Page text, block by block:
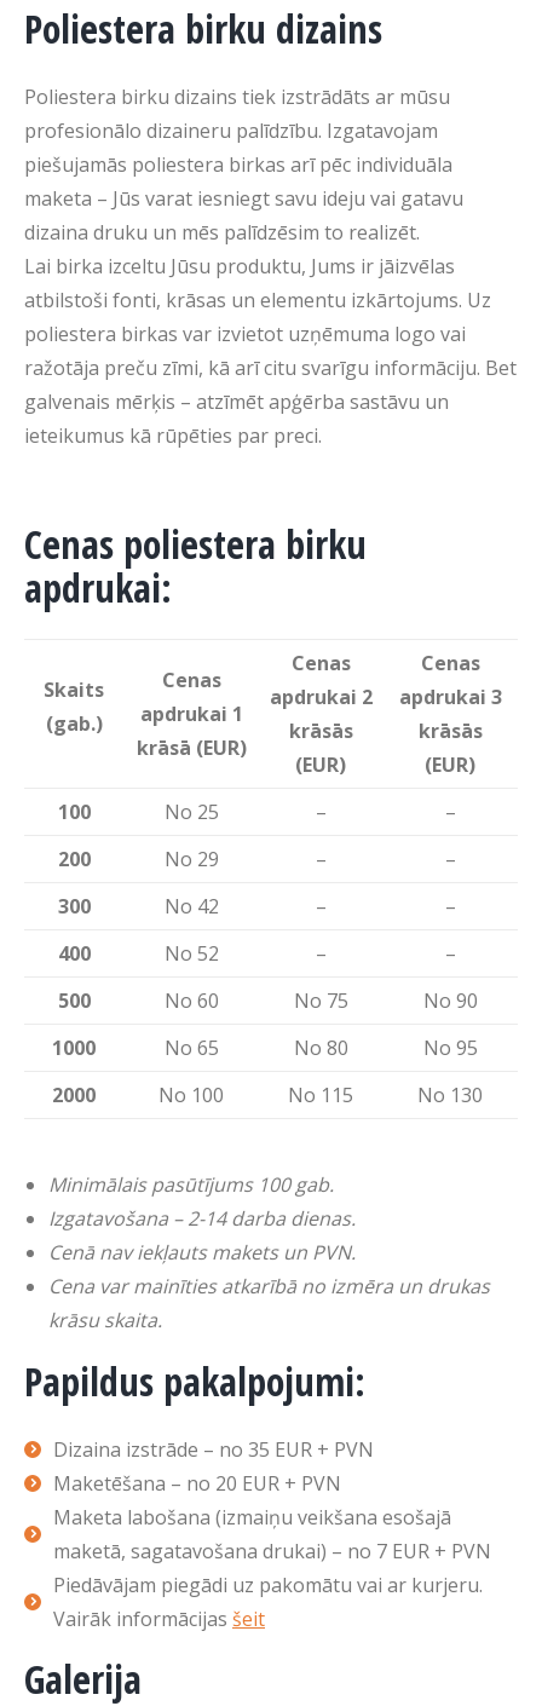
Poliestera birku dizains
Poliestera birku dizains tiek izstrādāts ar mūsu
profesionālo dizaineru palīdzību. Izgatavojam
piešujamās poliestera birkas arī pēc individuāla
maketa – Jūs varat iesniegt savu ideju vai gatavu
dizaina druku un mēs palīdzēsim to realizēt.
Lai birka izceltu Jūsu produktu, Jums ir jāizvēlas
atbilstoši fonti, krāsas un elementu izkārtojums. Uz
poliestera birkas var izvietot uzņēmuma logo vai
ražotāja preču zīmi, kā arī citu svarīgu informāciju. Bet
galvenais mērķis – atzīmēt apģērba sastāvu un
ieteikumus kā rūpēties par preci.
Cenas poliestera birku
apdrukai:
Skaits
(gab.)
Cenas
apdrukai 1
krāsā (EUR)
Cenas
apdrukai 2
krāsās
(EUR)
Cenas
apdrukai 3
krāsās
(EUR)
100
No 25 –
–
200
No 29 –
–
300
No 42 –
–
400
No 52 –
–
500
No 60 No 75
No 90
1000
No 65 No 80
No 95
2000
No 100 No 115 No 130
Minimālais pasūtījums 100 gab.
Izgatavošana – 2-14 darba dienas.
Cenā nav iekļauts makets un PVN.
Cena var mainīties atkarībā no izmēra un drukas
krāsu skaita.
Papildus pakalpojumi:
Dizaina izstrāde – no 35 EUR + PVN
Maketēšana – no 20 EUR + PVN
Maketa labošana (izmaiņu veikšana esošajā
maketā, sagatavošana drukai) – no 7 EUR + PVN
Piedāvājam piegādi uz pakomātu vai ar kurjeru.
Vairāk informācijas šeit
Galerija